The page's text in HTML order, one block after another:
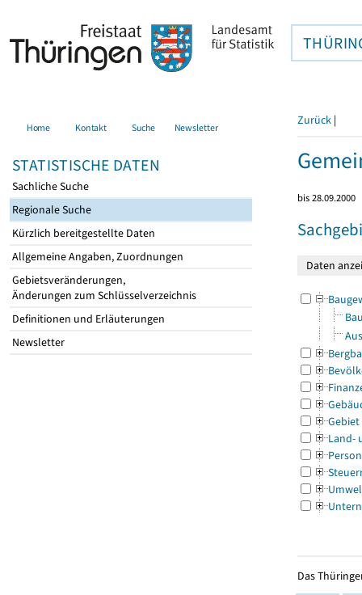
Home Kontakt Suche Newsletter
STATISTISCHE DATEN
Sachliche Suche
Regionale Suche
Kürzlich bereitgestellte Daten
Allgemeine Angaben, Zuordnungen
Gebietsveränderungen,
Änderungen zum Schlüsselverzeichnis
Definitionen und Erläuterungen
Newsletter
Zurück |
bis 28.09.2000
Gebiet
Land-
Das